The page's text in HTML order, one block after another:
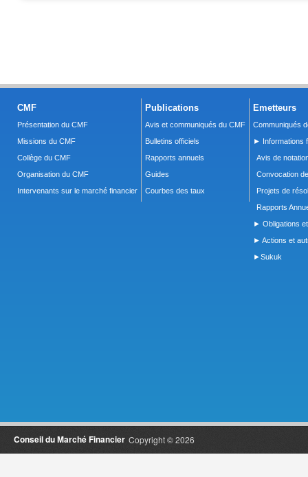
CMF
Présentation du CMF
Missions du CMF
Collège du CMF
Organisation du CMF
Intervenants sur le marché financier
Publications
Avis et communiqués du CMF
Bulletins officiels
Rapports annuels
Guides
Courbes des taux
Emetteurs
Communiqués
► Informations
Avis de
Convocation
Projets de
Rapports
► Obligations
► Actions et
►Sukuk
Copyright © 2026
Conseil du Marché Financier